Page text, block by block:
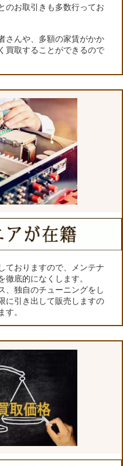
のお取引きも多数行ってお
さんや、多額の家賃がかか
買取することができるので
ておりますので、メンテナ
徹底的になくします。
、独自のチューニングをし
に引き出して販売しますの
す。